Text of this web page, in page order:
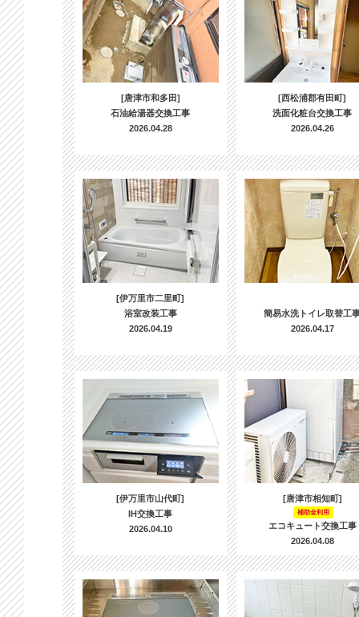
[唐津市和多田]
石油給湯器交換工事
2026.04.28
[西松浦郡有田町]
洗面化粧台交換工事
2026.04.26
[伊万里市二里町]
浴室改装工事
2026.04.19
簡易水洗トイレ取替工
2026.04.17
[伊万里市山代町]
IH交換工事
2026.04.10
[唐津市相知町]
補助金利用
エコキュート交換工事
2026.04.08